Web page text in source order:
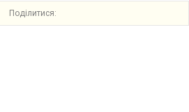
Поділитися: